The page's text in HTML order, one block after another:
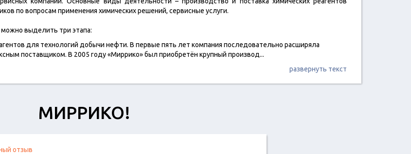
по вопросам применения химических решений, сервисные услуги.
можно выделить три этапа:
для технологий добычи нефти. В первые пять лет компания последовательно расширяла
поставщиком. В 2005 году «Миррико» был приобретён крупный производ...
развернуть текст
МИРРИКО!
отзыв